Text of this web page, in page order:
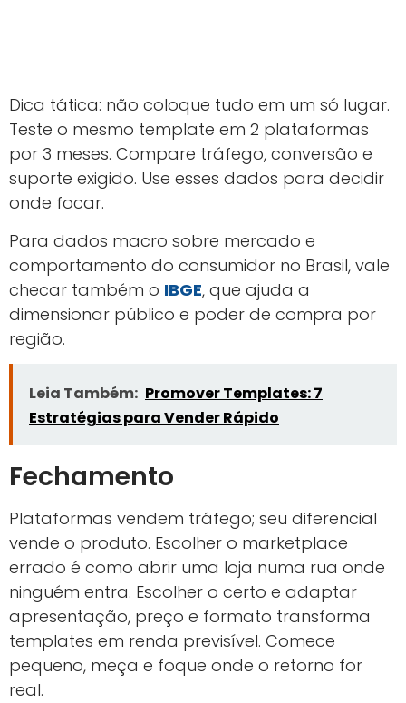
Dica tática: não coloque tudo em um só lugar.
Teste o mesmo template em 2 plataformas
por 3 meses. Compare tráfego, conversão e
suporte exigido. Use esses dados para decidir
onde focar.
Para dados macro sobre mercado e
comportamento do consumidor no Brasil, vale
checar também o IBGE, que ajuda a
dimensionar público e poder de compra por
região.
Leia Também: Promover Templates: 7
Estratégias para Vender Rápido
Fechamento
Plataformas vendem tráfego; seu diferencial
vende o produto. Escolher o marketplace
errado é como abrir uma loja numa rua onde
ninguém entra. Escolher o certo e adaptar
apresentação, preço e formato transforma
templates em renda previsível. Comece
pequeno, meça e foque onde o retorno for
real.